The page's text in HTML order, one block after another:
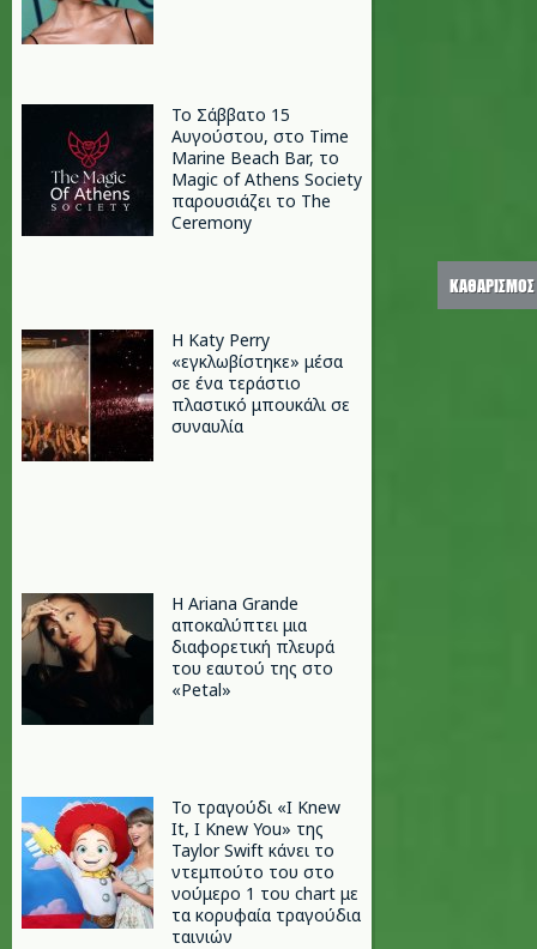
Το Σάββατο 15
Αυγούστου, στο Time
Marine Beach Bar, το
Magic of Athens Society
παρουσιάζει το The
Ceremony
H Katy Perry
«εγκλωβίστηκε» μέσα
σε ένα τεράστιο
πλαστικό μπουκάλι σε
συναυλία
Η Ariana Grande
αποκαλύπτει μια
διαφορετική πλευρά
του εαυτού της στο
«Petal»
Το τραγούδι «I Knew
It, I Knew You» της
Taylor Swift κάνει το
ντεμπούτο του στο
νούμερο 1 του chart με
τα κορυφαία τραγούδια
ταινιών